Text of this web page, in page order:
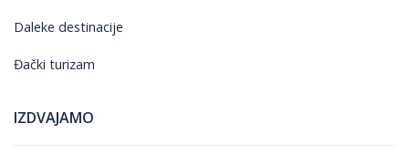
Daleke destinacije
Đački turizam
IZDVAJAMO